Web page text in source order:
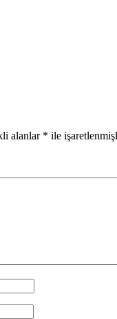
alanlar * ile